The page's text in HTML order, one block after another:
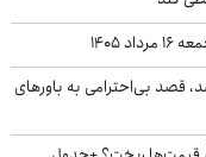
بی‌احترامی به باورهای